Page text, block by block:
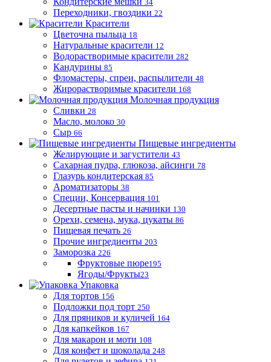
34
Переходники, гвоздики 22
Красители
Цветочна пыльца 18
Натуральные красители 12
Водорастворимые красители 282
Кандурины 85
Фломастеры, спреи, распылители 48
Жирорастворимые красители 168
Молочная продукция
Сливки 28
Масло, молоко 30
Сыр 66
Пищевые ингредиенты
Желирующие и загустители 43
Сахарная пудра, глюкоза, айсинги 78
Глазурь кондитерская 85
Ароматизаторы 38
Специи, Консервация 101
Десертные пасты и начинки 130
Орехи, семена, мука, цукаты 86
Пищевая печать 26
Прочие ингредиенты 203
Заморозка 226
Фруктовые пюре195
Ягоды/Фрукты23
Упаковка
Для тортов 156
Подложки под торт 250
Для пряников и куличей 164
Для капкейков 167
Для макарон и моти 108
Для конфет и шоколада 248